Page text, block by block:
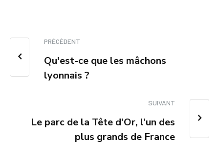
PRÉCÉDENT
Qu'est-ce que les mâchons
lyonnais ?
SUIVANT
Le parc de la Tête d’Or, l’un des
plus grands de France